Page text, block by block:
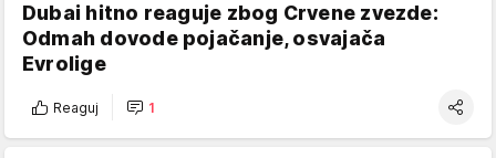
Dubai hitno reaguje zbog Crvene zvezde:
Odmah dovode pojačanje, osvajača
Evrolige
Reaguj 1